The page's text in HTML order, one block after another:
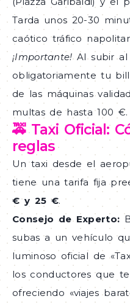
Tarda unos 20-30
caótico tráfico
¡Importante!Al subir al
obligatoriamente tu
de las máquinas
multas de hasta 100 €.
🚕 Taxi Oficial:
reglas
Un taxi desde el
tiene una tarifa fija
€ y 25 €.
Consejo de Experto:
subas a un vehículo
luminoso oficial de
los conductores que
ofreciendo «viajes